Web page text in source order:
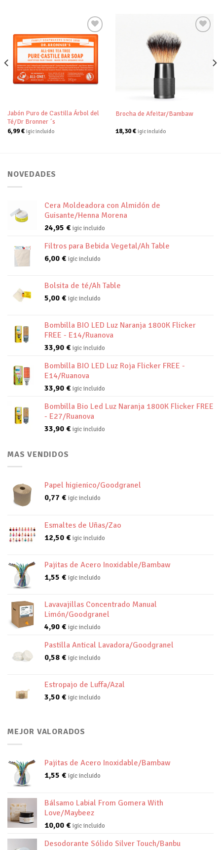
a tu
lista de
deseos
Jabón Puro de Castilla Árbol del
Té/Dr Bronner ´s
6,99€ igic incluido
Brocha de Afeitar/Bambaw
18,30€ igic incluido
NOVEDADES
Cera Moldeadora con Almidón de
Guisante/Henna Morena
24,95 € igic incluido
Filtros para Bebida Vegetal/Ah Table
6,00 € igic incluido
Bolsita de té/Ah Table
5,00 € igic incluido
Bombilla BIO LED Luz Naranja 1800K Flicker
FREE - E14/Ruanova
33,90 € igic incluido
Bombilla BIO LED Luz Roja Flicker FREE -
E14/Ruanova
33,90 € igic incluido
Bombilla Bio Led Luz Naranja 1800K Flicker FREE
- E27/Ruanova
33,90 € igic incluido
MAS VENDIDOS
Papel higienico/Goodgranel
0,77 € igic incluido
Esmaltes de Uñas/Zao
12,50 € igic incluido
Pajitas de Acero Inoxidable/Bambaw
1,55 € igic incluido
Lavavajillas Concentrado Manual
Limón/Goodgranel
4,90 € igic incluido
Pastilla Antical Lavadora/Goodgranel
0,58 € igic incluido
Estropajo de Luffa/Azal
3,50 € igic incluido
MEJOR VALORADOS
Pajitas de Acero Inoxidable/Bambaw
1,55 € igic incluido
Bálsamo Labial From Gomera With
Love/Maybeez
10,00 € igic incluido
Desodorante Sólido Silver Touch/Banbu